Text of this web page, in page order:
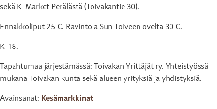
sekä K-Market Perälästä (Toivakantie 30).
Ennakkoliput 25 €. Ravintola Sun Toiveen ovelta 30 €.
K-18.
Tapahtumaa järjestämässä: Toivakan Yrittäjät ry. Yhteistyössä
mukana Toivakan kunta sekä alueen yrityksiä ja yhdistyksiä.
Avainsanat: Kesämarkkinat